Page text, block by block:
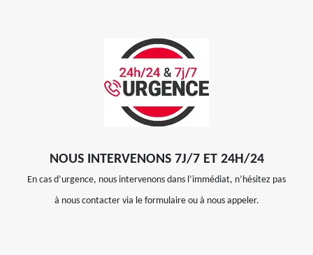
NOUS INTERVENONS 7J/7 ET 24H/24
En cas d’urgence, nous intervenons dans l’immédiat, n’hésitez pas
à nous contacter via le formulaire ou à nous appeler.